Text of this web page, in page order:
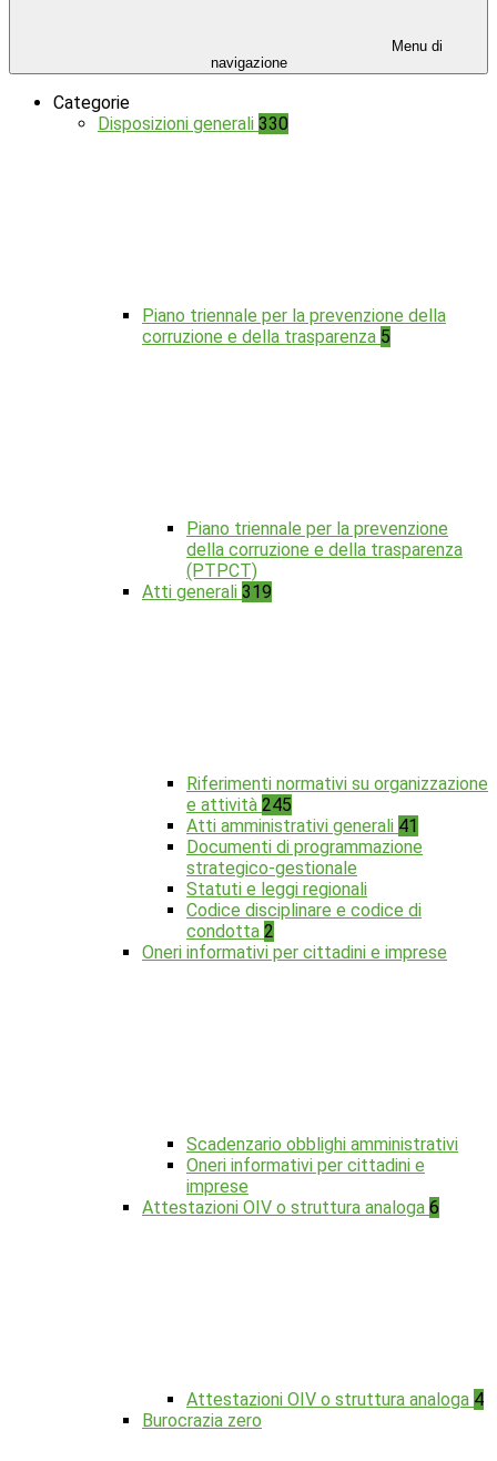
Menu di
navigazione
Categorie
Disposizioni generali 330
Piano triennale per la prevenzione della
corruzione e della trasparenza 5
Piano triennale per la prevenzione
della corruzione e della trasparenza
(PTPCT)
Atti generali 319
Riferimenti normativi su organizzazione
e attività 245
Atti amministrativi generali 41
Documenti di programmazione
strategico-gestionale
Statuti e leggi regionali
Codice disciplinare e codice di
condotta 2
Oneri informativi per cittadini e imprese
Scadenzario obblighi amministrativi
Oneri informativi per cittadini e
imprese
Attestazioni OIV o struttura analoga 6
Attestazioni OIV o struttura analoga 4
Burocrazia zero